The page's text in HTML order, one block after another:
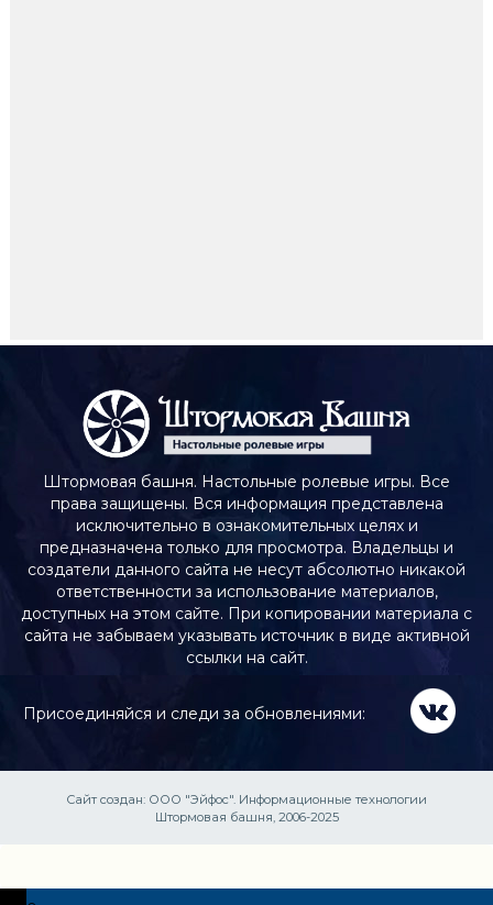
Штормовая башня. Настольные ролевые игры. Все
права защищены. Вся информация представлена
исключительно в ознакомительных целях и
предназначена только для просмотра. Владельцы и
создатели данного сайта не несут абсолютно никакой
ответственности за использование материалов,
доступных на этом сайте. При копировании материала с
сайта не забываем указывать источник в виде активной
ссылки на сайт.
Присоединяйся и следи за обновлениями:
Сайт создан: ООО "Эйфос". Информационные технологии
Штормовая башня, 2006-2025